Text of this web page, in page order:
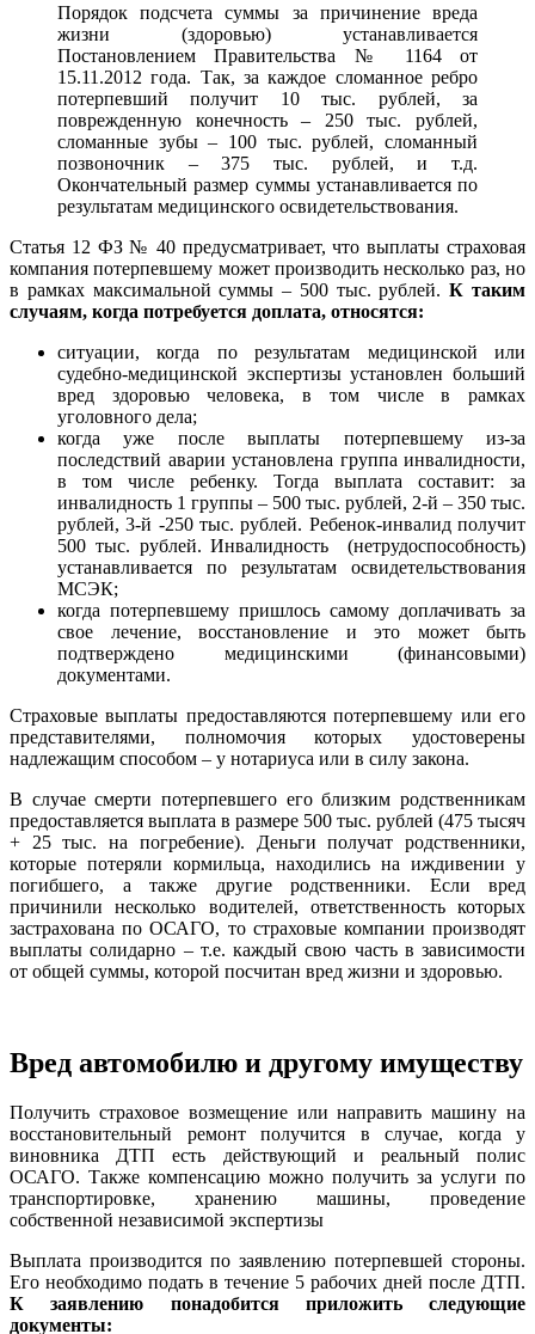
Порядок подсчета суммы за причинение вреда
жизни (здоровью) устанавливается
Постановлением Правительства № 1164 от
15.11.2012 года. Так, за каждое сломанное ребро
потерпевший получит 10 тыс. рублей, за
поврежденную конечность – 250 тыс. рублей,
сломанные зубы – 100 тыс. рублей, сломанный
позвоночник – 375 тыс. рублей, и т.д.
Окончательный размер суммы устанавливается по
результатам медицинского освидетельствования.
Статья 12 ФЗ № 40 предусматривает, что выплаты страховая
компания потерпевшему может производить несколько раз, но
в рамках максимальной суммы – 500 тыс. рублей.К таким
случаям, когда потребуется доплата, относятся:
ситуации, когда по результатам медицинской или
судебно-медицинской экспертизы установлен больший
вред здоровью человека, в том числе в рамках
уголовного дела;
когда уже после выплаты потерпевшему из-за
последствий аварии установлена группа инвалидности,
в том числе ребенку. Тогда выплата составит: за
инвалидность 1 группы – 500 тыс. рублей, 2-й – 350 тыс.
рублей, 3-й -250 тыс. рублей. Ребенок-инвалид получит
500 тыс. рублей. Инвалидность (нетрудоспособность)
устанавливается по результатам освидетельствования
МСЭК;
когда потерпевшему пришлось самому доплачивать за
свое лечение, восстановление и это может быть
подтверждено медицинскими (финансовыми)
документами.
Страховые выплаты предоставляются потерпевшему или его
представителями, полномочия которых удостоверены
надлежащим способом – у нотариуса или в силу закона.
В случае смерти потерпевшего его близким родственникам
предоставляется выплата в размере 500 тыс. рублей (475 тысяч
+ 25 тыс. на погребение). Деньги получат родственники,
которые потеряли кормильца, находились на иждивении у
погибшего, а также другие родственники. Если вред
причинили несколько водителей, ответственность которых
застрахована по ОСАГО, то страховые компании производят
выплаты солидарно – т.е. каждый свою часть в зависимости
от общей суммы, которой посчитан вред жизни и здоровью.
Вред автомобилю и другому имуществу
Получить страховое возмещение или направить машину на
восстановительный ремонт получится в случае, когда у
виновника ДТП есть действующий и реальный полис
ОСАГО. Также компенсацию можно получить за услуги по
транспортировке, хранению машины, проведение
собственной независимой экспертизы
Выплата производится по заявлению потерпевшей стороны.
Его необходимо подать в течение 5 рабочих дней после ДТП.
К заявлению понадобится приложить следующие
документы: